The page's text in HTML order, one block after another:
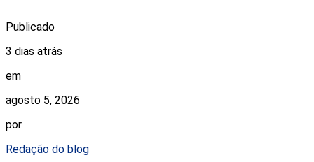
Publicado
3 dias atrás
em
agosto 5, 2026
por
Redação do blog